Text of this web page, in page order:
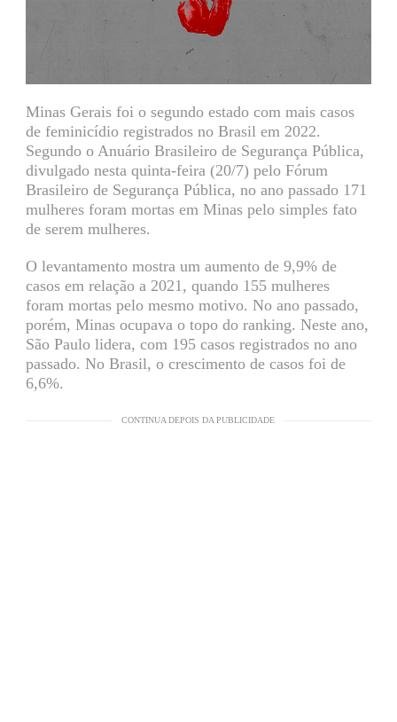
Minas Gerais foi o segundo estado com mais casos
de feminicídio registrados no Brasil em 2022.
Segundo o Anuário Brasileiro de Segurança Pública,
divulgado nesta quinta-feira (20/7) pelo Fórum
Brasileiro de Segurança Pública, no ano passado 171
mulheres foram mortas em Minas pelo simples fato
de serem mulheres.
O levantamento mostra um aumento de 9,9% de
casos em relação a 2021, quando 155 mulheres
foram mortas pelo mesmo motivo. No ano passado,
porém, Minas ocupava o topo do ranking. Neste ano,
São Paulo lidera, com 195 casos registrados no ano
passado. No Brasil, o crescimento de casos foi de
6,6%.
CONTINUA DEPOIS DA PUBLICIDADE